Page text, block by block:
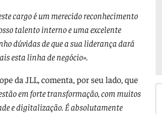
cargo é um merecido reconhecimento
talento interno e uma excelente
dúvidas de que a sua liderança dará
esta linha de negócio».
da JLL, comenta, por seu lado, que
em forte transformação, com muitos
e digitalização. É absolutamente